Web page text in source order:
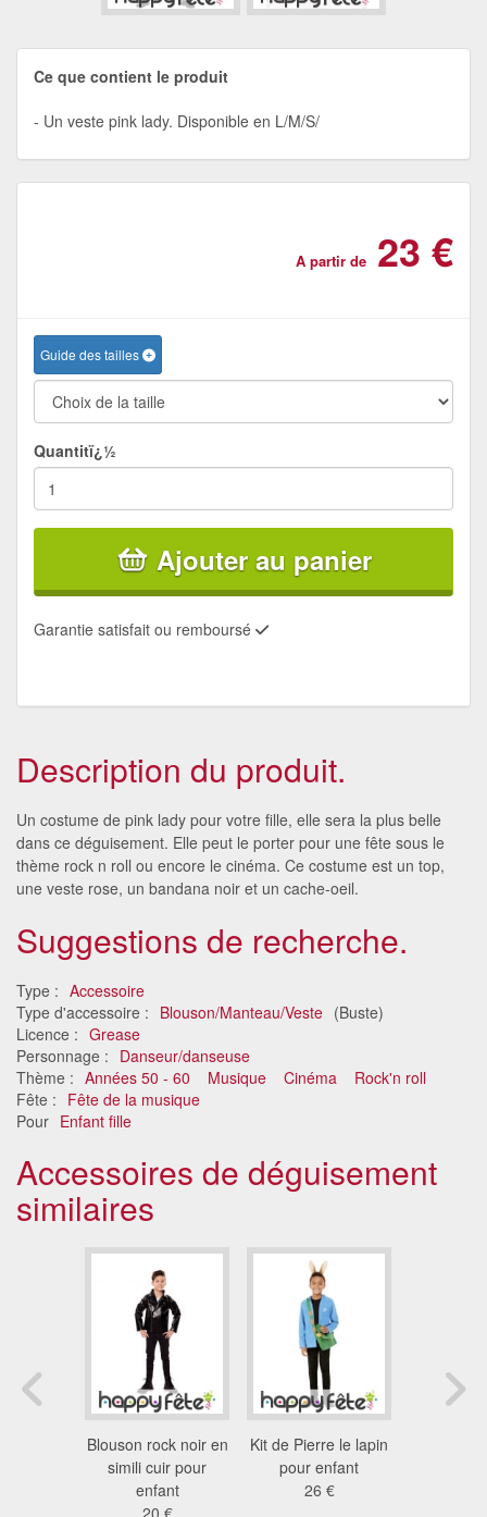
Ce que contient le produit
Un veste pink lady. Disponible en L/M/S/
A partir de 23 €
Guide des tailles
Quantitï¿½
Ajouter au panier
Garantie satisfait ou remboursé
Description du produit.
Un costume de pink lady pour votre fille, elle sera la plus belle
dans ce déguisement. Elle peut le porter pour une fête sous le
thème rock n roll ou encore le cinéma. Ce costume est un top,
une veste rose, un bandana noir et un cache-oeil.
Suggestions de recherche.
Type : Accessoire
Type d'accessoire : Blouson/Manteau/Veste (Buste)
Licence : Grease
Personnage : Danseur/danseuse
Thème : Années 50 - 60 Musique Cinéma
Rock'n roll
Fête : Fête de la musique
Pour Enfant fille
Accessoires de déguisement
similaires
Blouson rock noir en
simili cuir pour
enfant
20 €
Kit de Pierre le lapin
pour enfant
26 €